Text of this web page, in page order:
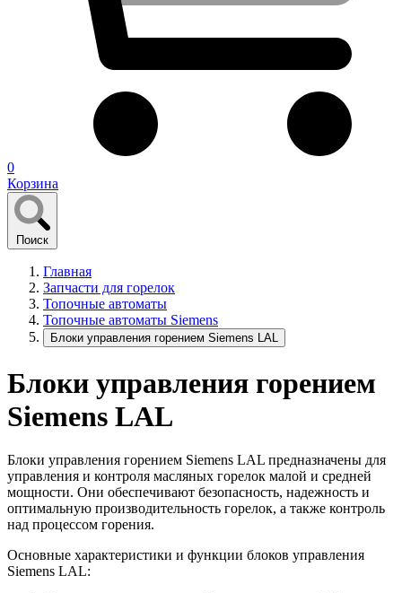
0
Корзина
Поиск
Главная
Запчасти для горелок
Топочные автоматы
Топочные автоматы Siemens
Блоки управления горением Siemens LAL
Блоки управления горением
Siemens LAL
Блоки управления горением Siemens LAL предназначены для
управления и контроля масляных горелок малой и средней
мощности. Они обеспечивают безопасность, надежность и
оптимальную производительность горелок, а также контроль
над процессом горения.
Основные характеристики и функции блоков управления
Siemens LAL: